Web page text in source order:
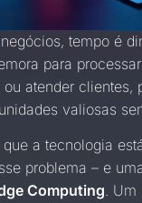
tempo é
para
atender clientes,
valiosas
a tecnologia
problema – e
Computing. Um